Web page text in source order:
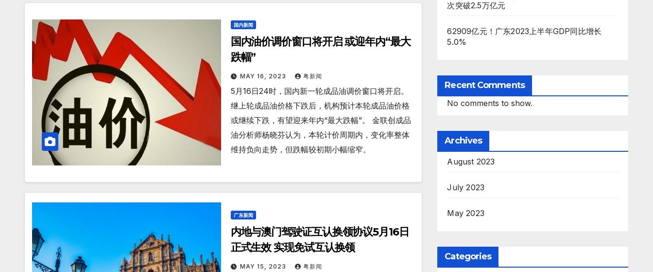
国内新闻
国内油价调价窗口将开启 或迎年内“最大
跌幅”
MAY 16, 2023 粤新闻
5月16日24时，国内新一轮成品油调价窗口将开启。
继上轮成品油价格下跌后，机构预计本轮成品油价格
或继续下跌，有望迎来年内“最大跌幅”。 金联创成品
油分析师杨晓芬认为，本轮计价周期内，变化率整体
维持负向走势，但跌幅较初期小幅缩窄。
广东新闻
内地与澳门驾驶证互认换领协议5月16日
正式生效 实现免试互认换领
MAY 15, 2023 粤新闻
次突破2.5万亿元
62909亿元！广东2023上半年GDP同比增长
5.0%
Recent Comments
No comments to show.
Archives
August 2023
July 2023
May 2023
Categories